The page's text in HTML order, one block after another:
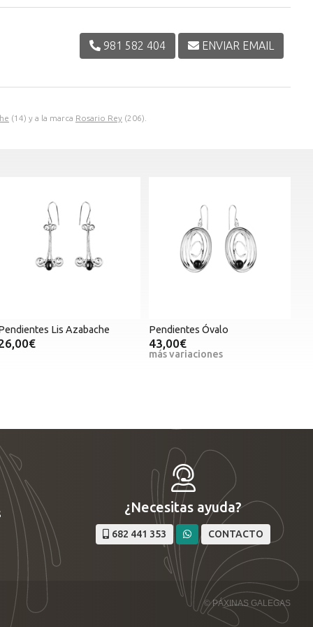
(14) y a la marca Rosario Rey (206).
981 582 404 ENVIAR EMAIL
Lis Azabache Pendientes Óvalo
43,00€
más variaciones
¿Necesitas ayuda?
682 441 353 CONTACTO
© PÁXINAS GALEGAS